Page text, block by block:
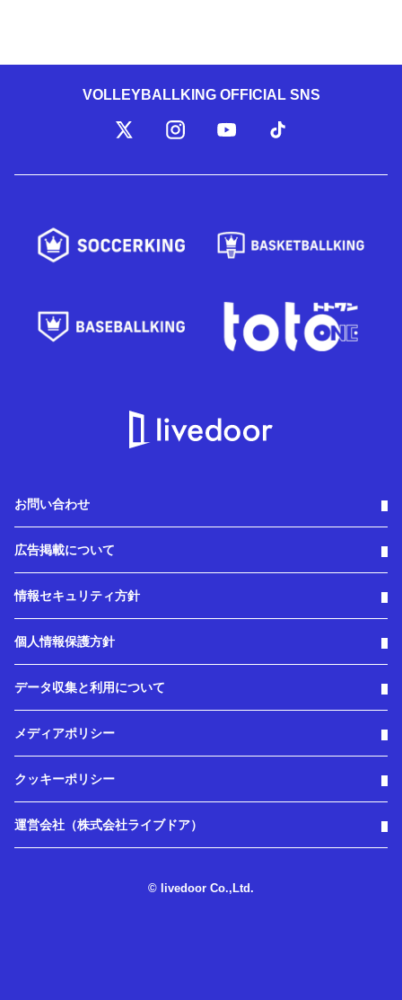
VOLLEYBALLKING OFFICIAL SNS
お問い合わせ
広告掲載について
情報セキュリティ方針
個人情報保護方針
データ収集と利用について
メディアポリシー
クッキーポリシー
運営会社（株式会社ライブドア）
© livedoor Co.,Ltd.